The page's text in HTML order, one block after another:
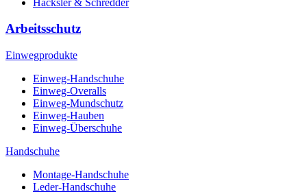
Arbeitsschutz
Einwegprodukte
Einweg-Handschuhe
Einweg-Overalls
Einweg-Mundschutz
Einweg-Hauben
Einweg-Überschuhe
Handschuhe
Montage-Handschuhe
Leder-Handschuhe